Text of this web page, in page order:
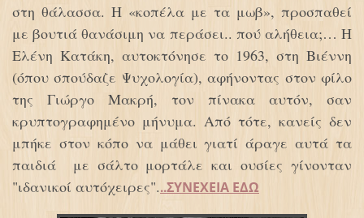
στη θάλασσα. Η «κοπέλα με τα μωβ», προσπαθεί
με βουτιά θανάσιμη να περάσει.. πού αλήθεια;… Η
Ελένη Κατάκη, αυτοκτόνησε το 1963, στη Βιέννη
(όπου σπούδαζε Ψυχολογία), αφήνοντας στον φίλο
της Γιώργο Μακρή, τον πίνακα αυτόν, σαν
κρυπτογραφημένο μήνυμα. Από τότε, κανείς δεν
μπήκε στον κόπο να μάθει γιατί άραγε αυτά τα
παιδιά με σάλτο μορτάλε και ουσίες γίνονταν
"ιδανικοί αυτόχειρες"...ΣΥΝΕΧΕΙΑ ΕΔΩ